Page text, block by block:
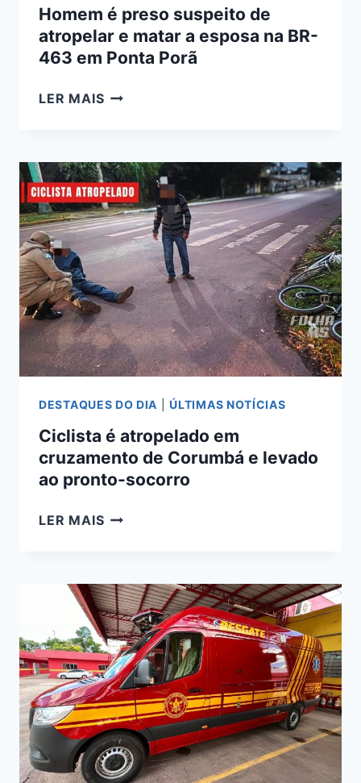
Homem é preso suspeito de
atropelar e matar a esposa na BR-
463 em Ponta Porã
LER MAISHOMEM
DE
ATROPELAR
E
MATAR
A
ESPOSA
NA
BR-
463
EM
PONTA
DESTAQUES DO DIA |ÚLTIMAS NOTÍCIAS
Ciclista é atropelado em
cruzamento de Corumbá e levado
ao pronto-socorro
LER MAISCICLISTA
CRUZAMENTO
DE
CORUMBÁ
E
LEVADO
AO
PRONTO-
SOCORRO